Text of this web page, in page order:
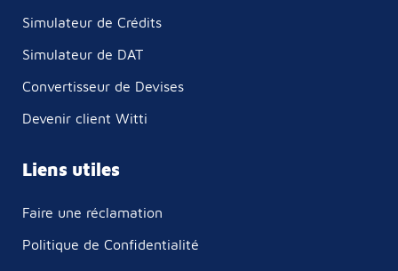
Simulateur de Crédits
Simulateur de DAT
Convertisseur de Devises
Devenir client Witti
Liens utiles
Faire une réclamation
Politique de Confidentialité